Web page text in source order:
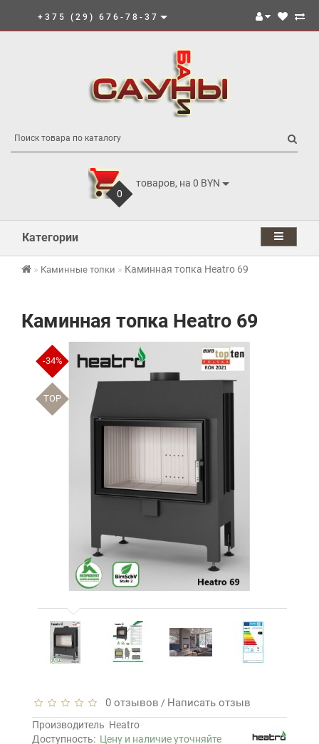
+375 (29) 676-78-37
0
товаров, на 0 BYN
Категории
Каминные топки Каминная топка Heatro 69
Каминная топка Heatro 69
-34%
TOP
0 отзывов / Написать отзыв
Производитель Heatro
Доступность: Цену и наличие уточняйте